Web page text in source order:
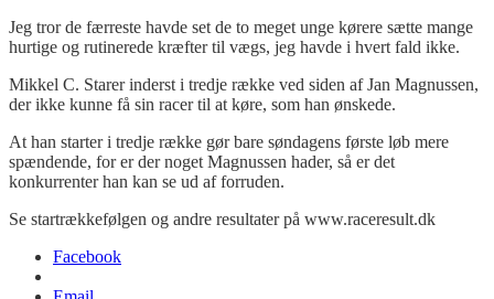
Jeg tror de færreste havde set de to meget unge kørere sætte mange
hurtige og rutinerede kræfter til vægs, jeg havde i hvert fald ikke.
Mikkel C. Starer inderst i tredje række ved siden af Jan Magnussen,
der ikke kunne få sin racer til at køre, som han ønskede.
At han starter i tredje række gør bare søndagens første løb mere
spændende, for er der noget Magnussen hader, så er det
konkurrenter han kan se ud af forruden.
Se startrækkefølgen og andre resultater på www.raceresult.dk
Facebook